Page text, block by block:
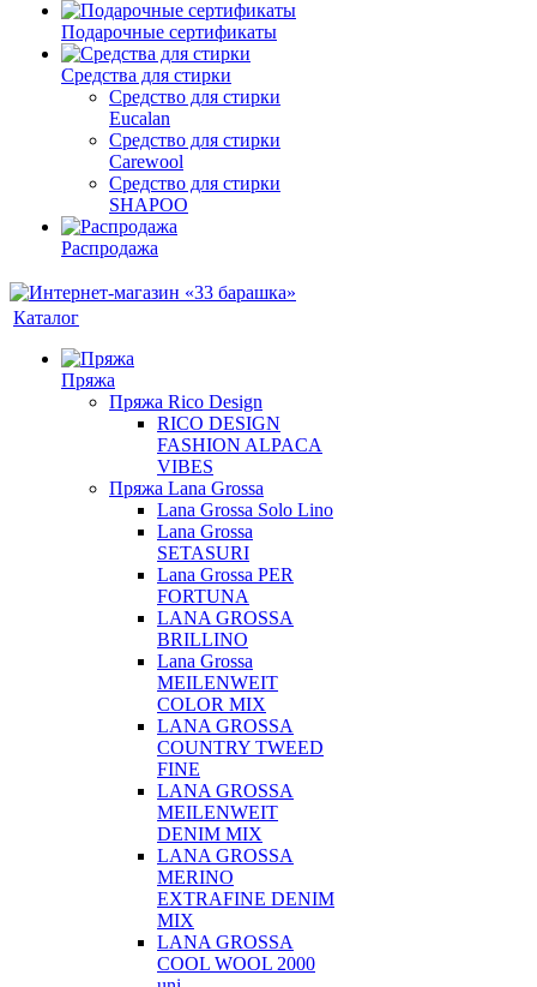
Подарочные сертификаты
Средства для стирки
Средство для стирки
Eucalan
Средство для стирки
Carewool
Средство для стирки
SHAPOO
Распродажа
Каталог
Пряжа
Пряжа Rico Design
RICO DESIGN
FASHION ALPACA
VIBES
Пряжа Lana Grossa
Lana Grossa Solo Lino
Lana Grossa
SETASURI
Lana Grossa PER
FORTUNA
LANA GROSSA
BRILLINO
Lana Grossa
MEILENWEIT
COLOR MIX
LANA GROSSA
COUNTRY TWEED
FINE
LANA GROSSA
MEILENWEIT
DENIM MIX
LANA GROSSA
MERINO
EXTRAFINE DENIM
MIX
LANA GROSSA
COOL WOOL 2000